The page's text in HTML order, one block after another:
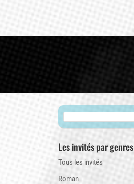
Les invités par genres
Tous les invités
Roman